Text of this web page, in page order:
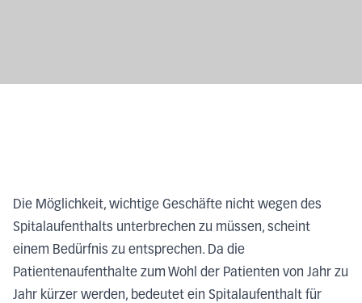
Die Möglichkeit, wichtige Geschäfte nicht wegen des
Spitalaufenthalts unterbrechen zu müssen, scheint
einem Bedürfnis zu entsprechen. Da die
Patientenaufenthalte zum Wohl der Patienten von Jahr zu
Jahr kürzer werden, bedeutet ein Spitalaufenthalt für